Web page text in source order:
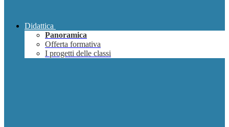
Didattica
Panoramica
Offerta formativa
I progetti delle classi